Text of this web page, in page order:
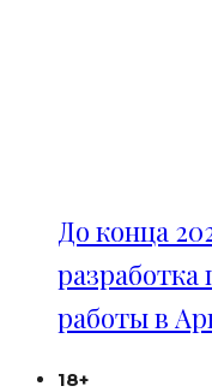
До конца
разработка
работы в
18+